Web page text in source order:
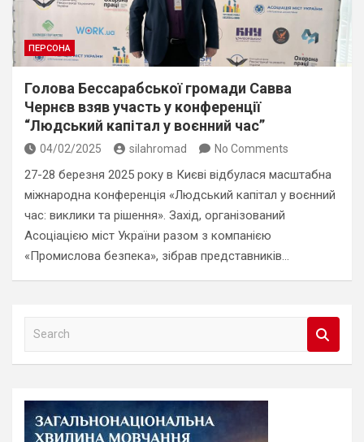
ПЕРСОНА
Голова Бессарабської громади Савва
Чернєв взяв участь у конференції
“Людський капітал у воєнний час”
04/02/2025 silahromad No Comments
27-28 березня 2025 року в Києві відбулася масштабна
міжнародна конференція «Людський капітал у воєнний
час: виклики та рішення». Захід, організований
Асоціацією міст України разом з компанією
«Промислова безпека», зібрав представників…
a